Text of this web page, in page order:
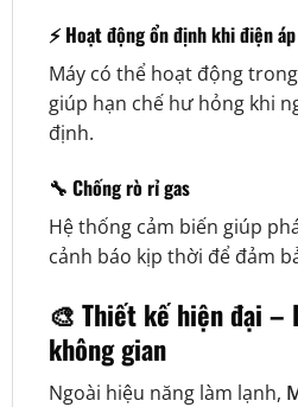
⚡ Hoạt động ổn định khi điện
Máy có thể hoạt động
giúp hạn chế hư hỏng khi
định.
🔧 Chống rò rỉ gas
Hệ thống cảm biến giúp
cảnh báo kịp thời để đảm
🎨 Thiết kế hiện đại –
không gian
Ngoài hiệu năng làm lạnh,